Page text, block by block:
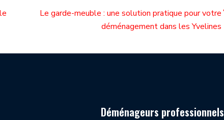
Le garde-meuble : une solution pratique pour votre
déménagement dans les Yvelines
Déménageurs professionnels